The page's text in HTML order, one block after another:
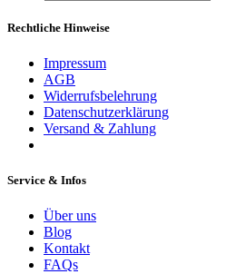
Rechtliche Hinweise
Impressum
AGB
Widerrufsbelehrung
Datenschutzerklärung
Versand & Zahlung
Service & Infos
Über uns
Blog
Kontakt
FAQs